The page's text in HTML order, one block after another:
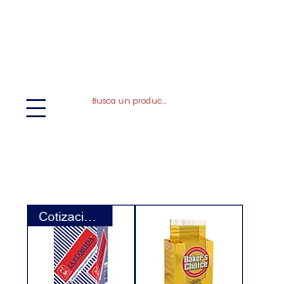
Cotización requerida